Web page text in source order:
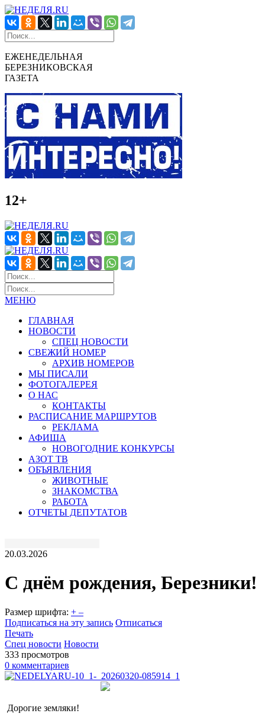
ЕЖЕНЕДЕЛЬНАЯ
БЕРЕЗНИКОВСКАЯ
ГАЗЕТА
12+
МЕНЮ
ГЛАВНАЯ
НОВОСТИ
СПЕЦ НОВОСТИ
СВЕЖИЙ НОМЕР
АРХИВ НОМЕРОВ
МЫ ПИСАЛИ
ФОТОГАЛЕРЕЯ
О НАС
КОНТАКТЫ
РАСПИСАНИЕ МАРШРУТОВ
РЕКЛАМА
АФИША
НОВОГОДНИЕ КОНКУРСЫ
АЗОТ ТВ
ОБЪЯВЛЕНИЯ
ЖИВОТНЫЕ
ЗНАКОМСТВА
РАБОТА
ОТЧЕТЫ ДЕПУТАТОВ
20.03.2026
С днём рождения, Березники!
Размер шрифта: + –
Подписаться на эту запись Отписаться
Печать
Спец новости Новости
333 просмотров
0 комментариев
Дорогие земляки!